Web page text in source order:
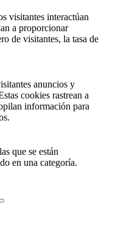
visitantes interactúan
a proporcionar
de visitantes, la tasa de
anuncios y
cookies rastrean a
información para
que se están
en una categoría.